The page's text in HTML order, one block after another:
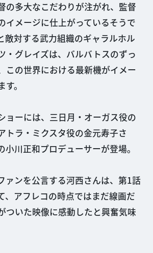
の多大なこだわりが注がれ、監督
イメージに仕上がっているそうで
敵対する武力組織のギャラルホル
・グレイズは、バルバトスのずっ
この世界における最新機がイメー
。
ョーには、三日月・オーガス役の
トラ・ミクスタ役の金元寿子さ
小川正和プロデューサーが登場。
ァンを公言する河西さんは、第1話
、アフレコの時点ではまだ線画だ
ついた映像に感動したと興奮気味